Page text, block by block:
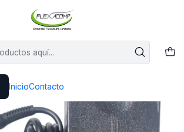
InicioContacto
Este es el texto del slide